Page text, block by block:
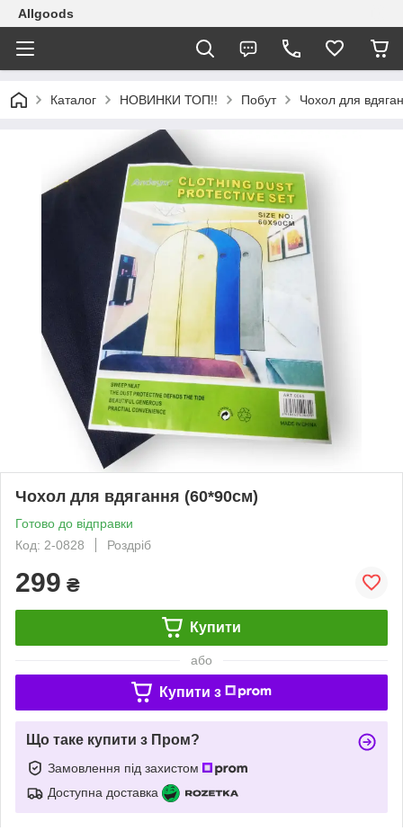
Allgoods
Каталог НОВИНКИ ТОП!! Побут Чохол для
Чохол для вдягання (60*90см)
Готово до відправки
Код: 2-0828
Роздріб
299 ₴
Купити
або
Купити з
Що таке купити з Пром?
Замовлення під захистом
Доступна доставка